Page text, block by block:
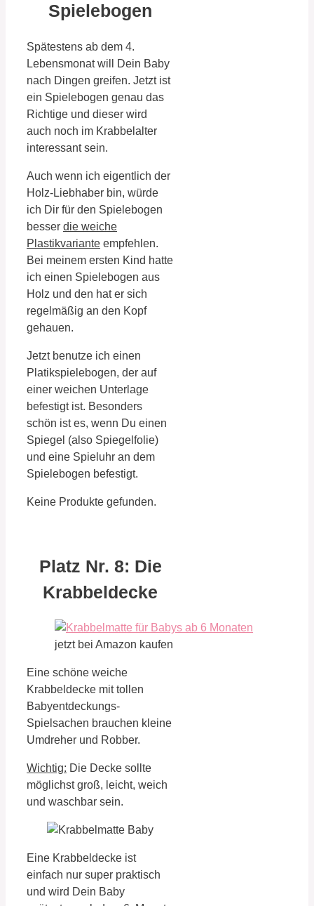
Spielebogen
Spätestens ab dem 4.
Lebensmonat will Dein Baby
nach Dingen greifen. Jetzt ist
ein Spielebogen genau das
Richtige und dieser wird
auch noch im Krabbelalter
interessant sein.
Auch wenn ich eigentlich der
Holz-Liebhaber bin, würde
ich Dir für den Spielebogen
besser die weiche
Plastikvariante empfehlen.
Bei meinem ersten Kind hatte
ich einen Spielebogen aus
Holz und den hat er sich
regelmäßig an den Kopf
gehauen.
Jetzt benutze ich einen
Platikspielebogen, der auf
einer weichen Unterlage
befestigt ist. Besonders
schön ist es, wenn Du einen
Spiegel (also Spiegelfolie)
und eine Spieluhr an dem
Spielebogen befestigt.
Keine Produkte gefunden.
Platz Nr. 8: Die
Krabbeldecke
jetzt bei Amazon kaufen
Eine schöne weiche
Krabbeldecke mit tollen
Babyentdeckungs-
Spielsachen brauchen kleine
Umdreher und Robber.
Wichtig: Die Decke sollte
möglichst groß, leicht, weich
und waschbar sein.
Eine Krabbeldecke ist
einfach nur super praktisch
und wird Dein Baby